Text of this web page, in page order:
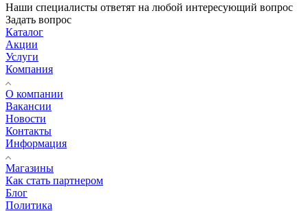
Наши специалисты ответят на любой интересующий вопрос
Задать вопрос
Каталог
Акции
Услуги
Компания
О компании
Вакансии
Новости
Контакты
Информация
Магазины
Как стать партнером
Блог
Политика